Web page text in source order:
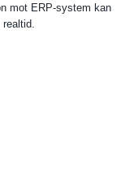
mot ERP-system kan